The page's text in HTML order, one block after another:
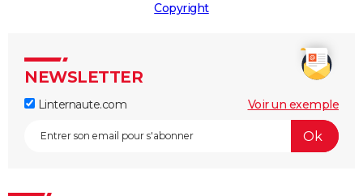
Copyright
NEWSLETTER
Linternaute.com Voir un exemple